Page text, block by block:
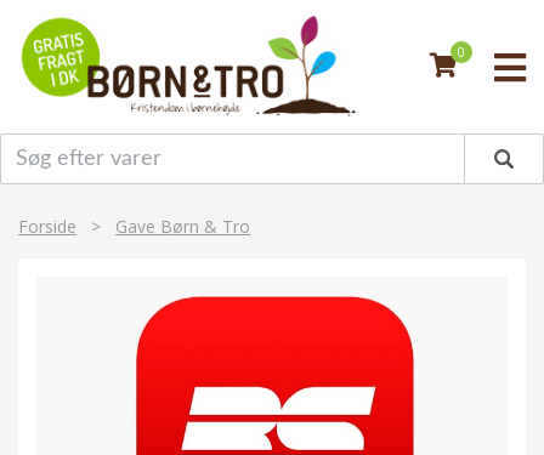
0
Forside > Gave Børn & Tro